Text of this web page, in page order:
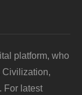
platform, who
Civilization,
For latest